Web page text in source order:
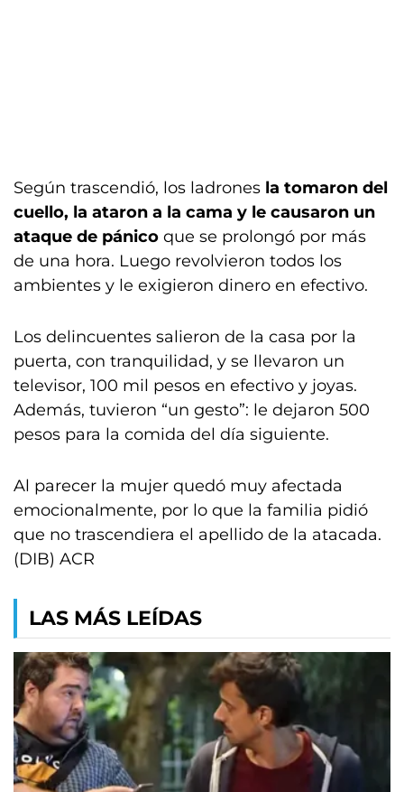
Según trascendió, los ladrones la tomaron del
cuello, la ataron a la cama y le causaron un
ataque de pánico que se prolongó por más
de una hora. Luego revolvieron todos los
ambientes y le exigieron dinero en efectivo.
Los delincuentes salieron de la casa por la
puerta, con tranquilidad, y se llevaron un
televisor, 100 mil pesos en efectivo y joyas.
Además, tuvieron “un gesto”: le dejaron 500
pesos para la comida del día siguiente.
Al parecer la mujer quedó muy afectada
emocionalmente, por lo que la familia pidió
que no trascendiera el apellido de la atacada.
(DIB) ACR
LAS MÁS LEÍDAS